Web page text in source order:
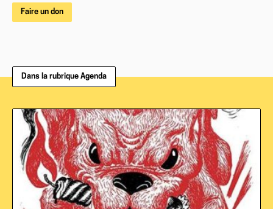
Faire un don
Dans la rubrique Agenda